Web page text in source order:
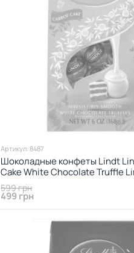
Артикул: 8487
Шоколадные конфеты Lindt
Cake White Chocolate Truffle
170г
599 грн
499 грн